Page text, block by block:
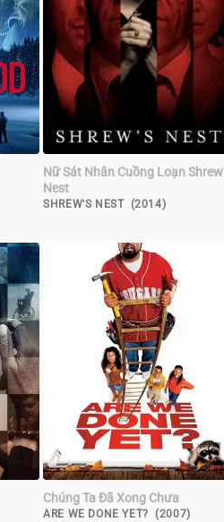
Nữ Sát Nhân Cuồng Loạn
Nest
SHREW'S NEST (2014)
Chúng Ta Đã Xong Chưa
ARE WE DONE YET? (2007)